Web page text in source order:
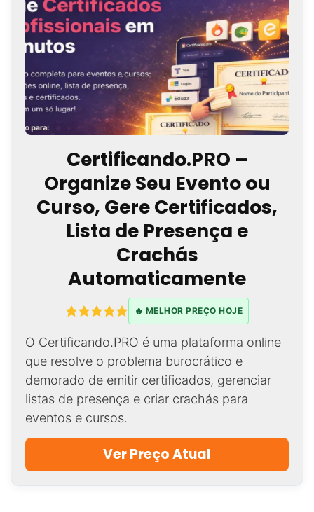
Certificando.PRO –
Organize Seu Evento ou
Curso, Gere Certificados,
Lista de Presença e
Crachás
Automaticamente
🔥 MELHOR PREÇO HOJE
O Certificando.PRO é uma plataforma online
que resolve o problema burocrático e
demorado de emitir certificados, gerenciar
listas de presença e criar crachás para
eventos e cursos.
Ver Preço Atual